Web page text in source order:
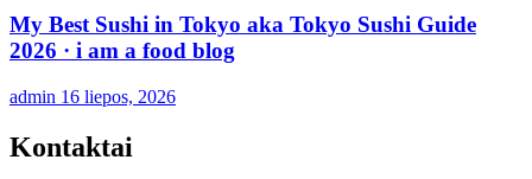
My Best Sushi in Tokyo aka Tokyo Sushi Guide
2026 · i am a food blog
admin 16 liepos, 2026
Kontaktai